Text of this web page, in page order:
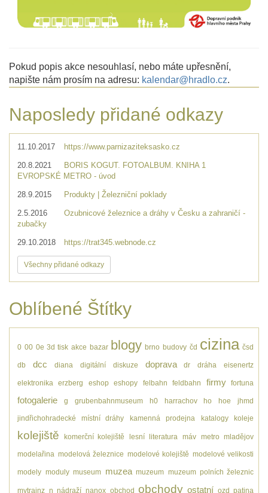
Pokud popis akce nesouhlasí, nebo máte upřesnění,
napište nám prosím na adresu: kalendar@hradlo.cz.
Naposledy přidané odkazy
11.10.2017 https://www.parnizaziteksasko.cz
20.8.2021
BORIS KOGUT. FOTOALBUM. KNIHA 1
EVROPSKÉ METRO - úvod
28.9.2015 Produkty | Železniční poklady
2.5.2016
Ozubnicové železnice a dráhy v Česku a zahraničí -
zubačky
29.10.2018 https://trat345.webnode.cz
Všechny přidané odkazy
Oblíbené Štítky
0 00 0e 3d tisk akce bazar blogy brno budovy čd cizina čsd
db dcc diana digitální diskuze doprava dr dráha eisenertz
elektronika erzberg eshop eshopy felbahn feldbahn firmy fortuna
fotogalerie g grubenbahnmuseum h0 harrachov ho hoe jhmd
jindřichohradecké místní dráhy kamenná prodejna katalogy koleje
kolejiště komerční kolejiště lesní literatura máv metro mladějov
modelařina modelová železnice modelové kolejiště modelové velikosti
modely moduly museum muzea muzeum muzeum polních železnic
mytrainz n nádraží nanox obchod obchody ostatní ozd patina